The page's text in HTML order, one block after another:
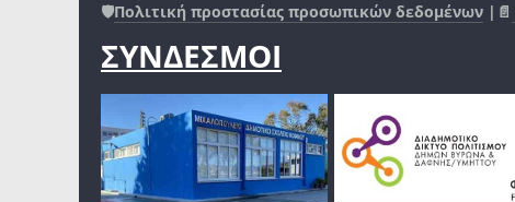
🛡️Πολιτική προστασίας προσωπικών δεδομένων |📄
ΣΥΝΔΕΣΜΟΙ